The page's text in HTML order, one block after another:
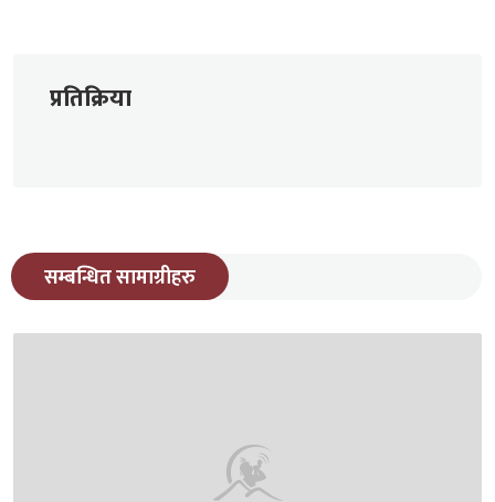
प्रतिक्रिया
सम्बन्धित सामाग्रीहरु